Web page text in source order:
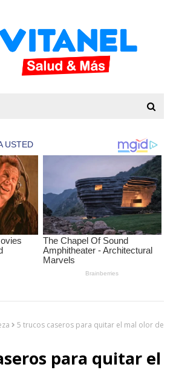
5 trucos caseros para quitar el mal olor de
para quitar el